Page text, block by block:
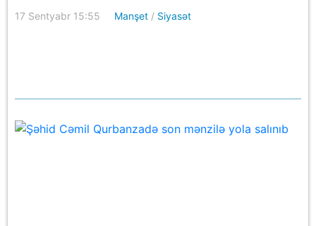
Fərman
17 Sentyabr 15:55 Manşet / Siyasət